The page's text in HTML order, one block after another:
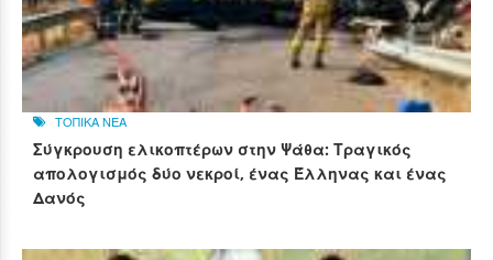
ΤΟΠΙΚΑ ΝΕΑ
Σύγκρουση ελικοπτέρων στην Ψάθα: Τραγικός
απολογισμός δύο νεκροί, ένας Έλληνας και ένας
Δανός